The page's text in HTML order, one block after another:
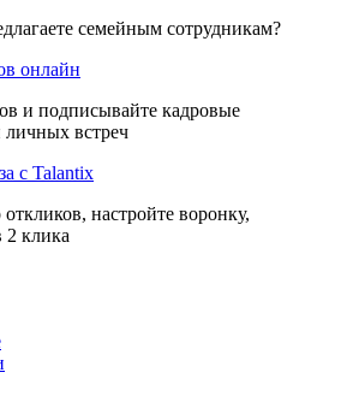
семейным сотрудникам?
онлайн
и подписывайте кадровые
личных встреч
с Talantix
настройте воронку,
2 клика